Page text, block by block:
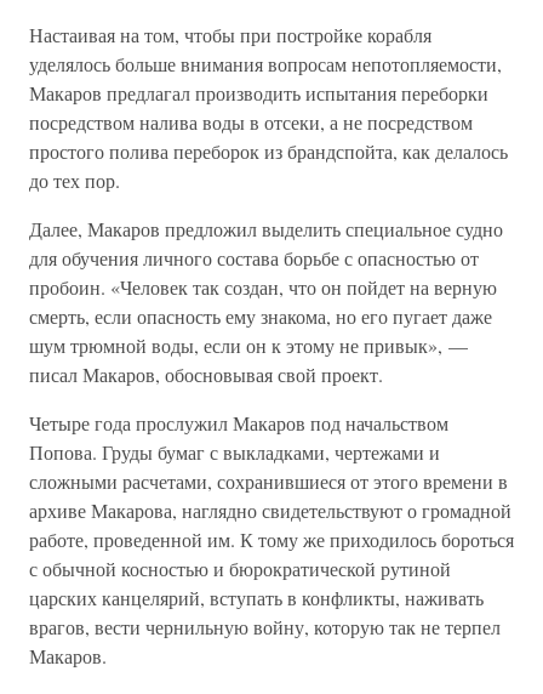
Настаивая на том, чтобы при постройке корабля
уделялось больше внимания вопросам непотопляемости,
Макаров предлагал производить испытания переборки
посредством налива воды в отсеки, а не посредством
простого полива переборок из брандспойта, как делалось
до тех пор.
Далее, Макаров предложил выделить специальное судно
для обучения личного состава борьбе с опасностью от
пробоин. «Человек так создан, что он пойдет на верную
смерть, если опасность ему знакома, но его пугает даже
шум трюмной воды, если он к этому не привык», —
писал Макаров, обосновывая свой проект.
Четыре года прослужил Макаров под начальством
Попова. Груды бумаг с выкладками, чертежами и
сложными расчетами, сохранившиеся от этого времени в
архиве Макарова, наглядно свидетельствуют о громадной
работе, проведенной им. К тому же приходилось бороться
с обычной косностью и бюрократической рутиной
царских канцелярий, вступать в конфликты, наживать
врагов, вести чернильную войну, которую так не терпел
Макаров.